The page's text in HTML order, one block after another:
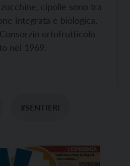
cipolle sono tra
integrata e biologica,
ortofrutticolo
nel 1969.
#SENTIERI